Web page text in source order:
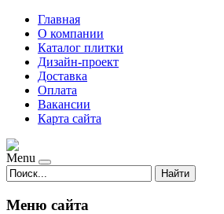
Главная
О компании
Каталог плитки
Дизайн-проект
Доставка
Оплата
Вакансии
Карта сайта
Menu
Найти
Меню сайта